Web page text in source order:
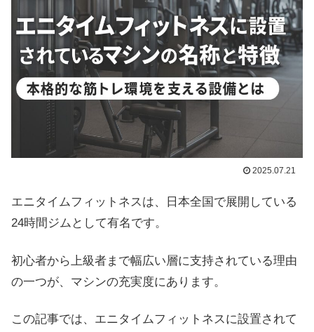
2025.07.21
エニタイムフィットネスは、日本全国で展開している
24時間ジムとして有名です。
初心者から上級者まで幅広い層に支持されている理由
の一つが、マシンの充実度にあります。
この記事では、エニタイムフィットネスに設置されて